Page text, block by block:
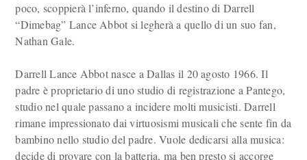
poco, scoppierà l’inferno, quando il destino di Darrell
“Dimebag” Lance Abbot si legherà a quello di un suo fan,
Nathan Gale.
Darrell Lance Abbot nasce a Dallas il 20 agosto 1966. Il
padre è proprietario di uno studio di registrazione a Pantego,
studio nel quale passano a incidere molti musicisti. Darrell
rimane impressionato dai virtuosismi musicali che sente fin da
bambino nello studio del padre. Vuole dedicarsi alla musica:
decide di provare con la batteria, ma ben presto si accorge